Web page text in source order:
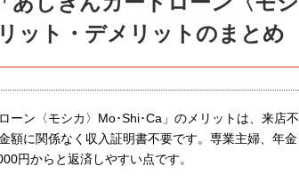
ット・デメリットのまとめ
ーン〈モシカ〉Mo･Shi･Ca」のメリットは、来店不
額に関係なく収入証明書不要です。専業主婦、年金
円からと返済しやすい点です。